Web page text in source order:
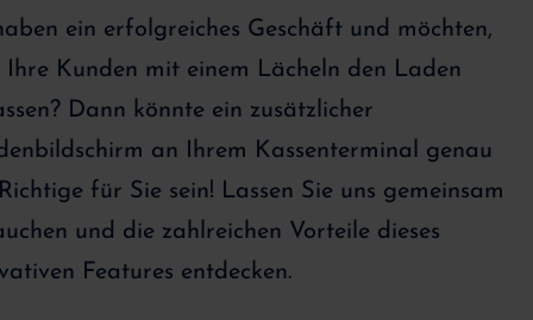
ein erfolgreiches Geschäft und möchten,
Ihre Kunden mit einem Lächeln den Laden
Dann könnte ein zusätzlicher
an Ihrem Kassenterminal genau
für Sie sein! Lassen Sie uns gemeinsam
und die zahlreichen Vorteile dieses
Features entdecken.